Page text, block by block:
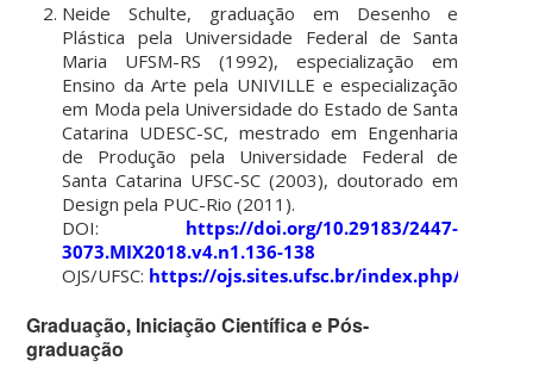
Neide Schulte, graduação em Desenho e
Plástica pela Universidade Federal de Santa
Maria UFSM-RS (1992), especialização em
Ensino da Arte pela UNIVILLE e especialização
em Moda pela Universidade do Estado de Santa
Catarina UDESC-SC, mestrado em Engenharia
de Produção pela Universidade Federal de
Santa Catarina UFSC-SC (2003), doutorado em
Design pela PUC-Rio (2011).
DOI: https://doi.org/10.29183/2447-
3073.MIX2018.v4.n1.136-138
OJS/UFSC: https://ojs.sites.ufsc.br/index.php/
Graduação, Iniciação Científica e Pós-
graduação